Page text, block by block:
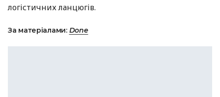
логістичних ланцюгів.
За матеріалами: Done